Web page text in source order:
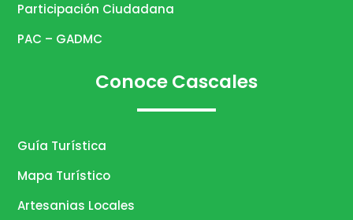
Participación Ciudadana
PAC – GADMC
Conoce Cascales
Guía Turística
Mapa Turístico
Artesanias Locales